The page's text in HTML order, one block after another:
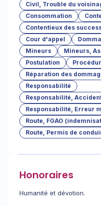
Civil, Trouble du
Consommation
Contentieux des
Cour d'appel
Mineurs
Mineurs,
Postulation
Réparation des
Responsabilité
Responsabilité,
Responsabilité, Erreur
Route, FGAO
Route, Permis de
Honoraires
Humanité et dévotion.